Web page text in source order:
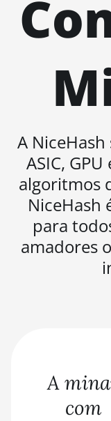
BITMAIN
BITMAIN
(430Th)
(860Th)
BITMAIN
(495Th/s)
BITMAIN
BITMAIN
BITMAIN
BITMAIN
BITMAIN
A
ASIC,
algoritmos
NiceHash
para
amadores
A
com